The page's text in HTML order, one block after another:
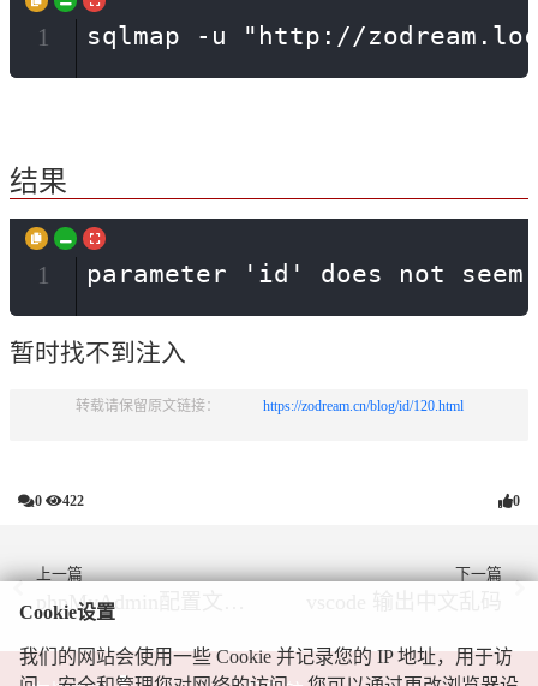
sqlmap -u "http://
1
结果
parameter 'id' does not
1
暂时找不到注入
转载请保留原文链接： https://zodream.cn/blog/id/120.html
0 422 0
上一篇 下一篇
Cookie设置
我们的网站会使用一些 Cookie 并记录您的 IP 地址，用于访